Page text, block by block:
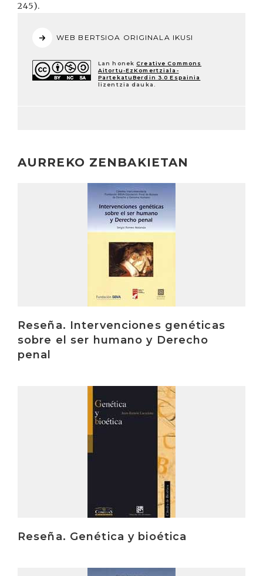
245).
WEB BERTSIOA ORIGINALA IKUSI
Lan honek Creative Commons
Aitortu-EzKomertziala-
PartekatuBerdin 3.0 Espainia
lizentzia dauka.
AURREKO ZENBAKIETAN
Reseña. Intervenciones genéticas
sobre el ser humano y Derecho
penal
Reseña. Genética y bioética